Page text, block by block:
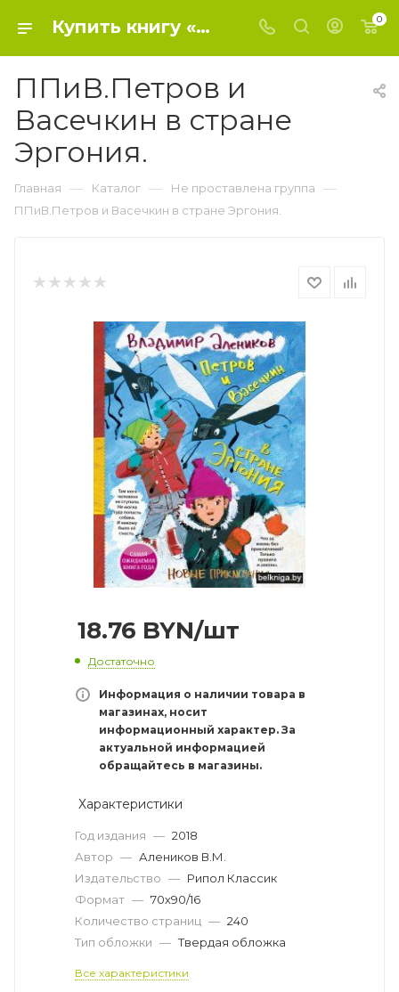
Купить книгу «ППиВ.Петров и Васечкин в стране Эргония.» 2018, Алеников В.М. - Не проставлена группа 0
ППиВ.Петров и
Васечкин в стране
Эргония.
Главная — Каталог — Не проставлена группа —
ППиВ.Петров и Васечкин в стране Эргония.
18.76 BYN/шт
Достаточно
Информация о наличии товара в
магазинах, носит
информационный характер. За
актуальной информацией
обращайтесь в магазины.
Характеристики
Год издания — 2018
Автор — Алеников В.М.
Издательство — Рипол Классик
Формат — 70х90/16
Количество страниц — 240
Тип обложки — Твердая обложка
Все характеристики